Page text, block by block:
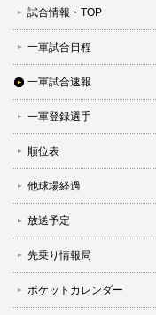
試合情報・TOP
一軍試合日程
一軍試合速報
一軍登録選手
順位表
他球場経過
放送予定
先乗り情報局
ポケットカレンダー